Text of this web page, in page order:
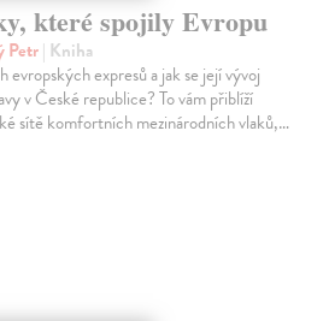
které spojily Evropu
Petr| Kniha
evropských expresů a jak se její vývoj
v České republice? To vám přiblíží
sítě komfortních mezinárodních vlaků,…